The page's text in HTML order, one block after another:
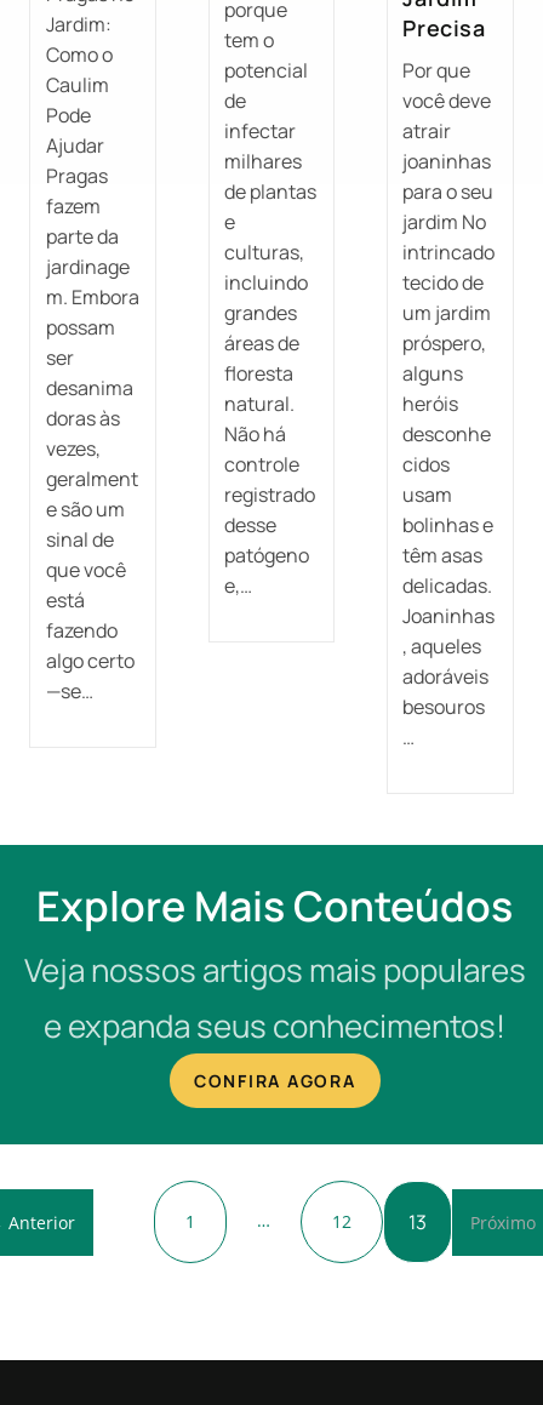
Jardim:
Como o
Caulim
Pode
Ajudar
Pragas
fazem
parte da
jardinage
m. Embora
possam
ser
desanima
doras às
vezes,
geralment
e são um
sinal de
que você
está
fazendo
algo certo
—se…
porque
tem o
potencial
de
infectar
milhares
de plantas
e
culturas,
incluindo
grandes
áreas de
floresta
natural.
Não há
controle
registrado
desse
patógeno
e,…
Precisa
Por que
você deve
atrair
joaninhas
para o seu
jardim No
intrincado
tecido de
um jardim
próspero,
alguns
heróis
desconhe
cidos
usam
bolinhas e
têm asas
delicadas.
Joaninhas
, aqueles
adoráveis
besouros
…
Explore Mais Conteúdos
Veja nossos artigos mais populares
e expanda seus conhecimentos!
CONFIRA AGORA
1 … 12 13